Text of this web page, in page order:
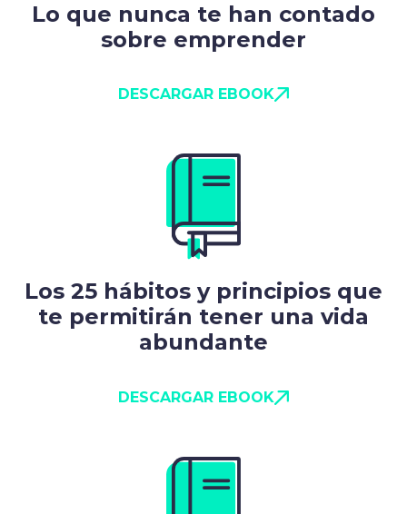
Lo que nunca te han contado
sobre emprender
DESCARGAR EBOOK
Los 25 hábitos y principios que
te permitirán tener una vida
abundante
DESCARGAR EBOOK